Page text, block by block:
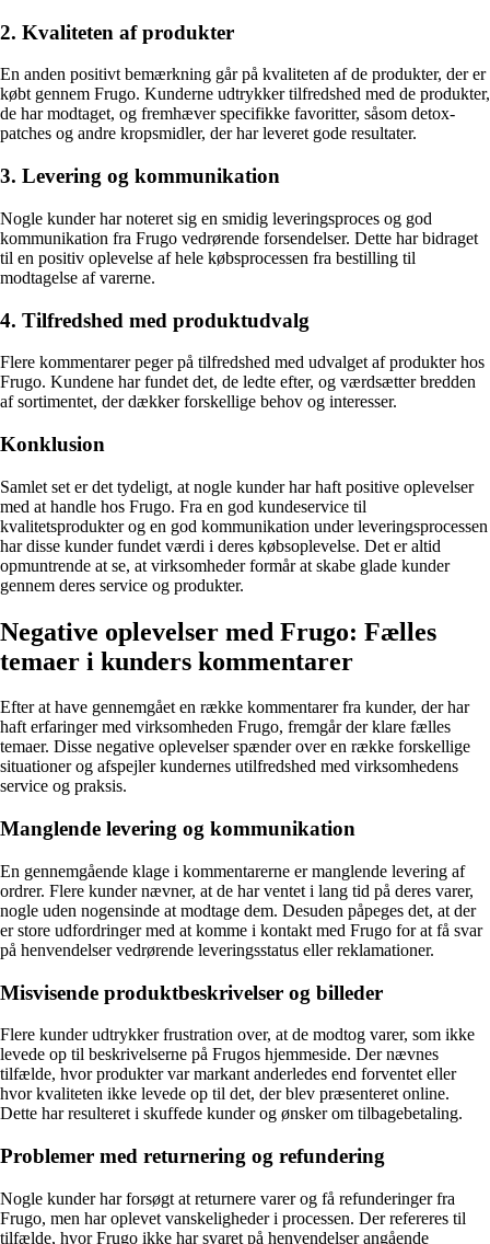
2. Kvaliteten af produkter
En anden positivt bemærkning går på kvaliteten af de produkter, der er
købt gennem Frugo. Kunderne udtrykker tilfredshed med de produkter,
de har modtaget, og fremhæver specifikke favoritter, såsom detox-
patches og andre kropsmidler, der har leveret gode resultater.
3. Levering og kommunikation
Nogle kunder har noteret sig en smidig leveringsproces og god
kommunikation fra Frugo vedrørende forsendelser. Dette har bidraget
til en positiv oplevelse af hele købsprocessen fra bestilling til
modtagelse af varerne.
4. Tilfredshed med produktudvalg
Flere kommentarer peger på tilfredshed med udvalget af produkter hos
Frugo. Kundene har fundet det, de ledte efter, og værdsætter bredden
af sortimentet, der dækker forskellige behov og interesser.
Konklusion
Samlet set er det tydeligt, at nogle kunder har haft positive oplevelser
med at handle hos Frugo. Fra en god kundeservice til
kvalitetsprodukter og en god kommunikation under leveringsprocessen
har disse kunder fundet værdi i deres købsoplevelse. Det er altid
opmuntrende at se, at virksomheder formår at skabe glade kunder
gennem deres service og produkter.
Negative oplevelser med Frugo: Fælles
temaer i kunders kommentarer
Efter at have gennemgået en række kommentarer fra kunder, der har
haft erfaringer med virksomheden Frugo, fremgår der klare fælles
temaer. Disse negative oplevelser spænder over en række forskellige
situationer og afspejler kundernes utilfredshed med virksomhedens
service og praksis.
Manglende levering og kommunikation
En gennemgående klage i kommentarerne er manglende levering af
ordrer. Flere kunder nævner, at de har ventet i lang tid på deres varer,
nogle uden nogensinde at modtage dem. Desuden påpeges det, at der
er store udfordringer med at komme i kontakt med Frugo for at få svar
på henvendelser vedrørende leveringsstatus eller reklamationer.
Misvisende produktbeskrivelser og billeder
Flere kunder udtrykker frustration over, at de modtog varer, som ikke
levede op til beskrivelserne på Frugos hjemmeside. Der nævnes
tilfælde, hvor produkter var markant anderledes end forventet eller
hvor kvaliteten ikke levede op til det, der blev præsenteret online.
Dette har resulteret i skuffede kunder og ønsker om tilbagebetaling.
Problemer med returnering og refundering
Nogle kunder har forsøgt at returnere varer og få refunderinger fra
Frugo, men har oplevet vanskeligheder i processen. Der refereres til
tilfælde, hvor Frugo ikke har svaret på henvendelser angående